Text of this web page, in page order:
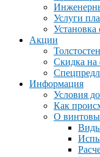
Услуги
Установка
Акции
Скидка на
Информация
Условия
Как
О